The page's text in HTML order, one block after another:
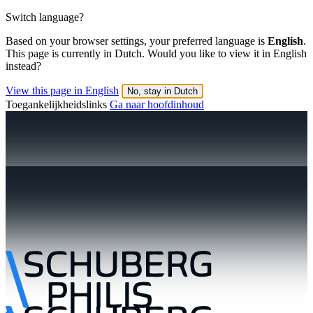
Switch language?
Based on your browser settings, your preferred language is English.
This page is currently in Dutch. Would you like to view it in English
instead?
View this page in English No, stay in Dutch
Toegankelijkheidslinks Ga naar hoofdinhoud